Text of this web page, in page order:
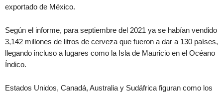
exportado de México.
Según el informe, para septiembre del 2021 ya se habían vendido
3,142 millones de litros de cerveza que fueron a dar a 130 países,
llegando incluso a lugares como la Isla de Mauricio en el Océano
Índico.
Estados Unidos, Canadá, Australia y Sudáfrica figuran como los